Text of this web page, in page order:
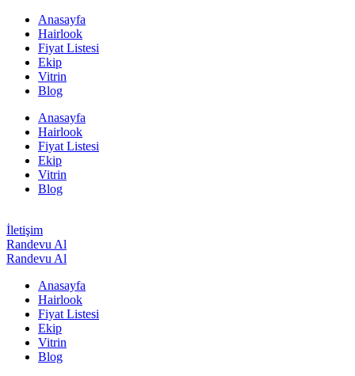
Anasayfa
Hairlook
Fiyat Listesi
Ekip
Vitrin
Blog
Anasayfa
Hairlook
Fiyat Listesi
Ekip
Vitrin
Blog
İletişim
Randevu Al
Randevu Al
Anasayfa
Hairlook
Fiyat Listesi
Ekip
Vitrin
Blog